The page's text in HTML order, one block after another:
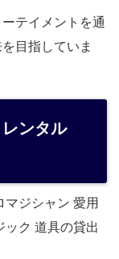
テイメントを通
目指していま
ンタル
ジシャン 愛用
ック 道具の貸出